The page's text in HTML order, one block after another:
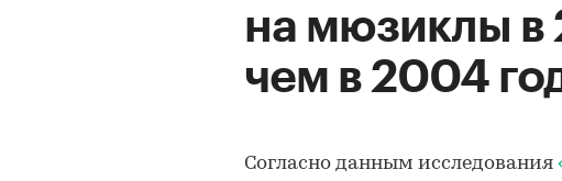
на мюзиклы в
чем в 2004
Согласно данным исследования